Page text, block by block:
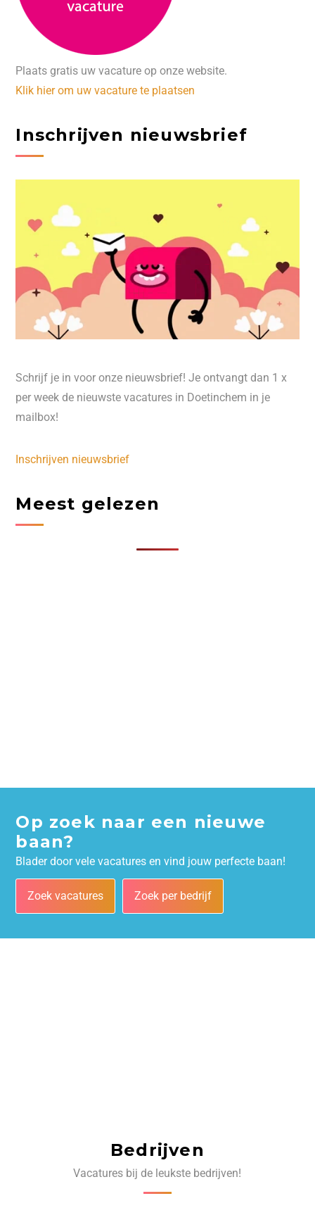
Plaats gratis uw vacature op onze website.
Klik hier om uw vacature te plaatsen
Inschrijven nieuwsbrief
Schrijf je in voor onze nieuwsbrief! Je ontvangt dan 1 x
per week de nieuwste vacatures in Doetinchem in je
mailbox!
Inschrijven nieuwsbrief
Meest gelezen
Op zoek naar een nieuwe
baan?
Blader door vele vacatures en vind jouw perfecte baan!
Zoek vacatures Zoek per bedrijf
Bedrijven
Vacatures bij de leukste bedrijven!